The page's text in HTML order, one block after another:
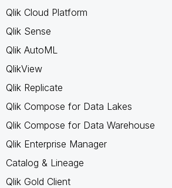
Qlik Cloud Platform
Qlik Sense
Qlik AutoML
QlikView
Qlik Replicate
Qlik Compose for Data Lakes
Qlik Compose for Data Warehouse
Qlik Enterprise Manager
Catalog & Lineage
Qlik Gold Client